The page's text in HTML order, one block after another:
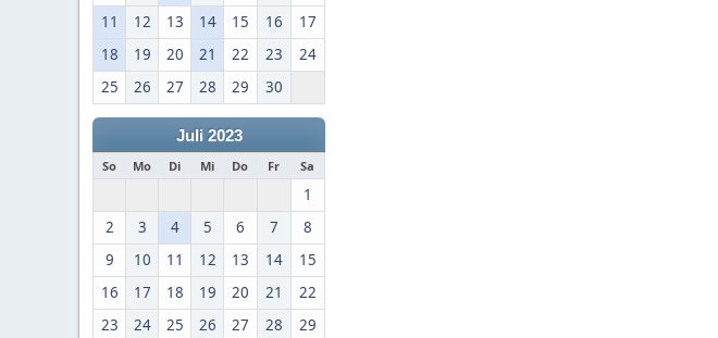
11
12 13 14 15 16
17
18
19 20 21 22 23
24
25
26 27 28 29 30
Juli 2023
So Mo Di Mi Do Fr Sa
1
2
3 4 5 6 7
8
9
10 11 12 13 14
15
16
17 18 19 20 21
22
23
24 25 26 27 28 29